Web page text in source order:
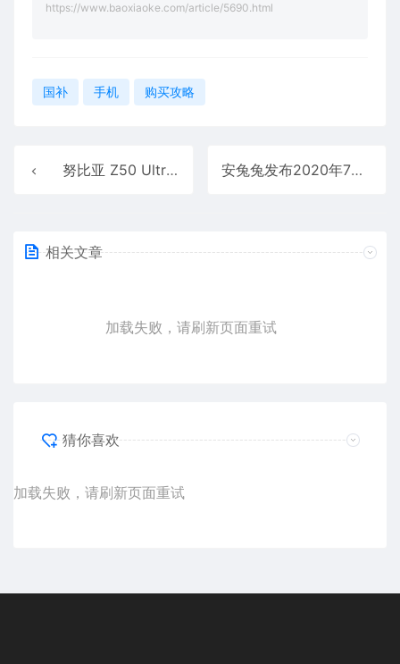
https://www.baoxiaoke.com/article/5690.html
国补 手机 购买攻略
努比亚 Z50 Ultra 手机今日开售:3999 元起(附配置介绍) 安兔兔发布2020年7月不同价位Android手机性价比排行
相关文章
加载失败，请刷新页面重试
猜你喜欢
加载失败，请刷新页面重试